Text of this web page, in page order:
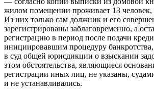
жилом помещении проживает 13
Из них только сам должник и его
зарегистрированы заблаговременно, а
регистрацию в период после подачи
инициировавшим процедуру банкротства,
в суд общей юрисдикции о взыскании
этом обстоятельства, являющиеся
регистрации иных лиц, не указаны,
и не устанавливались.